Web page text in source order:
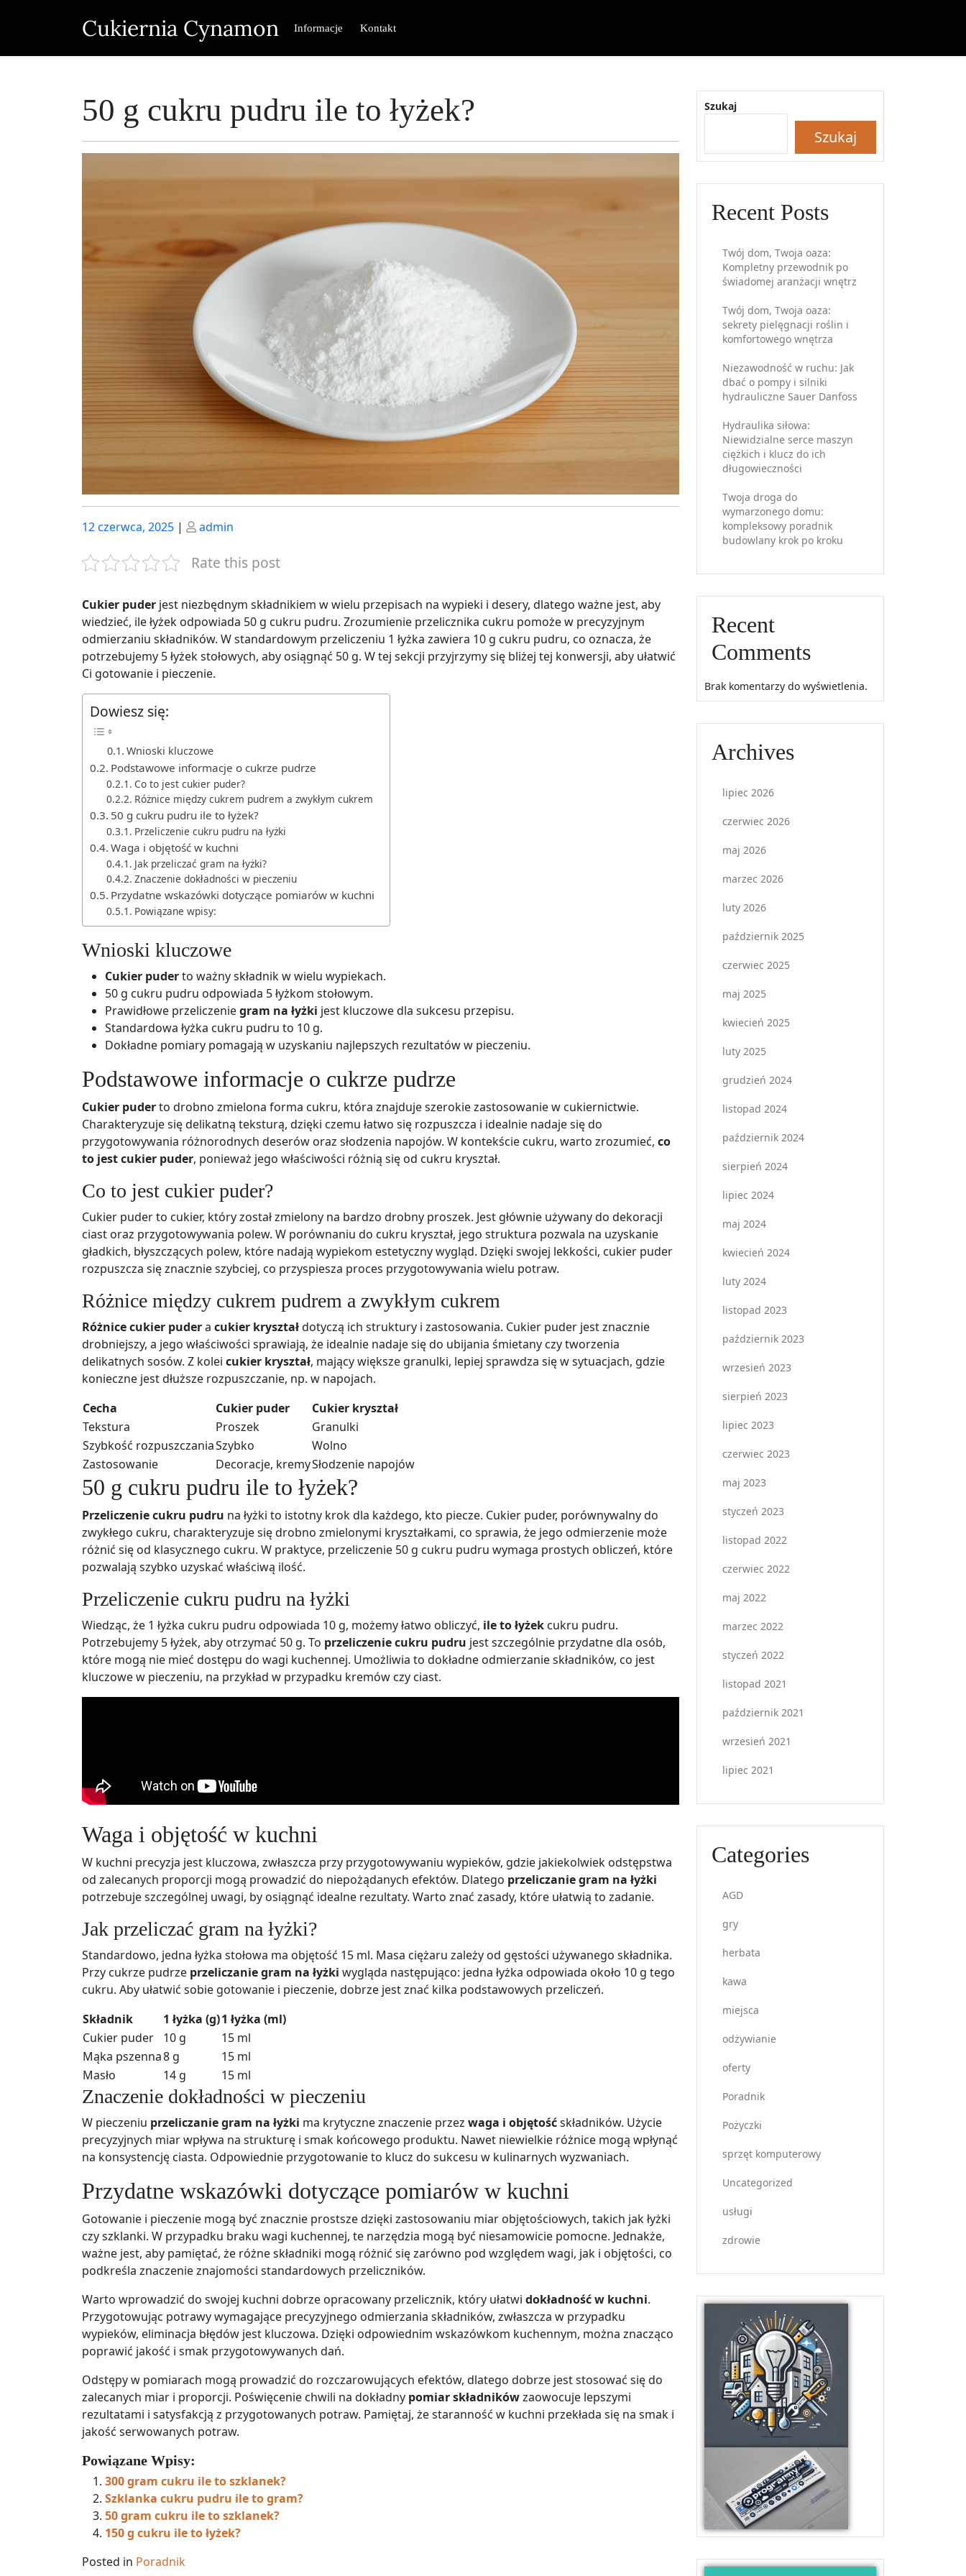
Cukiernia Cynamon Informacje Kontakt
50 g cukru pudru ile to łyżek?
Posted
12 czerwca, 2025 | Posted
admin
Rate this post
Cukier puder jest niezbędnym składnikiem w wielu przepisach na wypieki i desery, dlatego ważne jest, aby
wiedzieć, ile łyżek odpowiada 50 g cukru pudru. Zrozumienie przelicznika cukru pomoże w precyzyjnym
odmierzaniu składników. W standardowym przeliczeniu 1 łyżka zawiera 10 g cukru pudru, co oznacza, że
potrzebujemy 5 łyżek stołowych, aby osiągnąć 50 g. W tej sekcji przyjrzymy się bliżej tej konwersji, aby ułatwić
Ci gotowanie i pieczenie.
Dowiesz się:
Wnioski kluczowe
Podstawowe informacje o cukrze pudrze
Co to jest cukier puder?
Różnice między cukrem pudrem a zwykłym cukrem
50 g cukru pudru ile to łyżek?
Przeliczenie cukru pudru na łyżki
Waga i objętość w kuchni
Jak przeliczać gram na łyżki?
Znaczenie dokładności w pieczeniu
Przydatne wskazówki dotyczące pomiarów w kuchni
Powiązane wpisy:
Wnioski kluczowe
Cukier puderto ważny składnik w wielu wypiekach.
50 g cukru pudru odpowiada 5 łyżkom stołowym.
Prawidłowe przeliczeniegram na łyżki jest kluczowe dla sukcesu przepisu.
Standardowa łyżka cukru pudru to 10 g.
Dokładne pomiary pomagają w uzyskaniu najlepszych rezultatów w pieczeniu.
Podstawowe informacje o cukrze pudrze
Cukier puderto drobno zmielona forma cukru, która znajduje szerokie zastosowanie w cukiernictwie.
Charakteryzuje się delikatną teksturą, dzięki czemu łatwo się rozpuszcza i idealnie nadaje się do
przygotowywania różnorodnych deserów oraz słodzenia napojów. W kontekście cukru, warto zrozumieć, co
to jest cukier puder, ponieważ jego właściwości różnią się od cukru kryształ.
Co to jest cukier puder?
Cukier puder to cukier, który został zmielony na bardzo drobny proszek. Jest głównie używany do dekoracji
ciast oraz przygotowywania polew. W porównaniu do cukru kryształ, jego struktura pozwala na uzyskanie
gładkich, błyszczących polew, które nadają wypiekom estetyczny wygląd. Dzięki swojej lekkości, cukier puder
rozpuszcza się znacznie szybciej, co przyspiesza proces przygotowywania wielu potraw.
Różnice między cukrem pudrem a zwykłym cukrem
Różnice cukier pudera cukier kryształdotyczą ich struktury i zastosowania. Cukier puder jest znacznie
drobniejszy, a jego właściwości sprawiają, że idealnie nadaje się do ubijania śmietany czy tworzenia
delikatnych sosów. Z kolei cukier kryształ, mający większe granulki, lepiej sprawdza się w sytuacjach, gdzie
konieczne jest dłuższe rozpuszczanie, np. w napojach.
Cecha
Cukier puder
Cukier kryształ
Tekstura
Proszek
Granulki
Szybkość rozpuszczaniaSzybko
Wolno
Zastosowanie
Decoracje, kremySłodzenie napojów
50 g cukru pudru ile to łyżek?
Przeliczenie cukru pudru na łyżki to istotny krok dla każdego, kto piecze. Cukier puder, porównywalny do
zwykłego cukru, charakteryzuje się drobno zmielonymi kryształkami, co sprawia, że jego odmierzenie może
różnić się od klasycznego cukru. W praktyce, przeliczenie 50 g cukru pudru wymaga prostych obliczeń, które
pozwalają szybko uzyskać właściwą ilość.
Przeliczenie cukru pudru na łyżki
Wiedząc, że 1 łyżka cukru pudru odpowiada 10 g, możemy łatwo obliczyć, ile to łyżek cukru pudru.
Potrzebujemy 5 łyżek, aby otrzymać 50 g. To przeliczenie cukru pudru jest szczególnie przydatne dla osób,
które mogą nie mieć dostępu do wagi kuchennej. Umożliwia to dokładne odmierzanie składników, co jest
kluczowe w pieczeniu, na przykład w przypadku kremów czy ciast.
Waga i objętość w kuchni
W kuchni precyzja jest kluczowa, zwłaszcza przy przygotowywaniu wypieków, gdzie jakiekolwiek odstępstwa
od zalecanych proporcji mogą prowadzić do niepożądanych efektów. Dlatego przeliczanie gram na łyżki
potrzebuje szczególnej uwagi, by osiągnąć idealne rezultaty. Warto znać zasady, które ułatwią to zadanie.
Jak przeliczać gram na łyżki?
Standardowo, jedna łyżka stołowa ma objętość 15 ml. Masa ciężaru zależy od gęstości używanego składnika.
Przy cukrze pudrze przeliczanie gram na łyżki wygląda następująco: jedna łyżka odpowiada około 10 g tego
cukru. Aby ułatwić sobie gotowanie i pieczenie, dobrze jest znać kilka podstawowych przeliczeń.
Składnik
1 łyżka (g)1 łyżka (ml)
Cukier puder
10 g
15 ml
Mąka pszenna8 g
15 ml
Masło
14 g 15 ml
Znaczenie dokładności w pieczeniu
W pieczeniu przeliczanie gram na łyżki ma krytyczne znaczenie przez waga i objętośćskładników. Użycie
precyzyjnych miar wpływa na strukturę i smak końcowego produktu. Nawet niewielkie różnice mogą wpłynąć
na konsystencję ciasta. Odpowiednie przygotowanie to klucz do sukcesu w kulinarnych wyzwaniach.
Przydatne wskazówki dotyczące pomiarów w kuchni
Gotowanie i pieczenie mogą być znacznie prostsze dzięki zastosowaniu miar objętościowych, takich jak łyżki
czy szklanki. W przypadku braku wagi kuchennej, te narzędzia mogą być niesamowicie pomocne. Jednakże,
ważne jest, aby pamiętać, że różne składniki mogą różnić się zarówno pod względem wagi, jak i objętości, co
podkreśla znaczenie znajomości standardowych przeliczników.
Warto wprowadzić do swojej kuchni dobrze opracowany przelicznik, który ułatwi dokładność w kuchni.
Przygotowując potrawy wymagające precyzyjnego odmierzania składników, zwłaszcza w przypadku
wypieków, eliminacja błędów jest kluczowa. Dzięki odpowiednim wskazówkom kuchennym, można znacząco
poprawić jakość i smak przygotowywanych dań.
Odstępy w pomiarach mogą prowadzić do rozczarowujących efektów, dlatego dobrze jest stosować się do
zalecanych miar i proporcji. Poświęcenie chwili na dokładny pomiar składnikówzaowocuje lepszymi
rezultatami i satysfakcją z przygotowanych potraw. Pamiętaj, że staranność w kuchni przekłada się na smak i
jakość serwowanych potraw.
Powiązane Wpisy:
300 gram cukru ile to szklanek?
Szklanka cukru pudru ile to gram?
50 gram cukru ile to szklanek?
150 g cukru ile to łyżek?
Posted in Poradnik
Szukaj
Szukaj
Recent Posts
Twój dom, Twoja oaza:
Kompletny przewodnik po
świadomej aranżacji wnętrz
Twój dom, Twoja oaza:
sekrety pielęgnacji roślin i
komfortowego wnętrza
Niezawodność w ruchu: Jak
dbać o pompy i silniki
hydrauliczne Sauer Danfoss
Hydraulika siłowa:
Niewidzialne serce maszyn
ciężkich i klucz do ich
długowieczności
Twoja droga do
wymarzonego domu:
kompleksowy poradnik
budowlany krok po kroku
Recent
Comments
Brak komentarzy do wyświetlenia.
Archives
lipiec 2026
czerwiec 2026
maj 2026
marzec 2026
luty 2026
październik 2025
czerwiec 2025
maj 2025
kwiecień 2025
luty 2025
grudzień 2024
listopad 2024
październik 2024
sierpień 2024
lipiec 2024
maj 2024
kwiecień 2024
luty 2024
listopad 2023
październik 2023
wrzesień 2023
sierpień 2023
lipiec 2023
czerwiec 2023
maj 2023
styczeń 2023
listopad 2022
czerwiec 2022
maj 2022
marzec 2022
styczeń 2022
listopad 2021
październik 2021
wrzesień 2021
lipiec 2021
Categories
AGD
gry
herbata
kawa
miejsca
odżywianie
oferty
Poradnik
Pożyczki
sprzęt komputerowy
Uncategorized
usługi
zdrowie